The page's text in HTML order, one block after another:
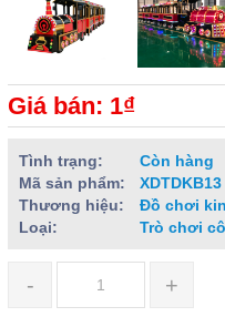
Giá bán: 1₫
Tình trạng:
Còn hàng
Mã sản phẩm:
XDTDKB13
Thương hiệu:
Đồ chơi
Loại:
Trò chơi
- +